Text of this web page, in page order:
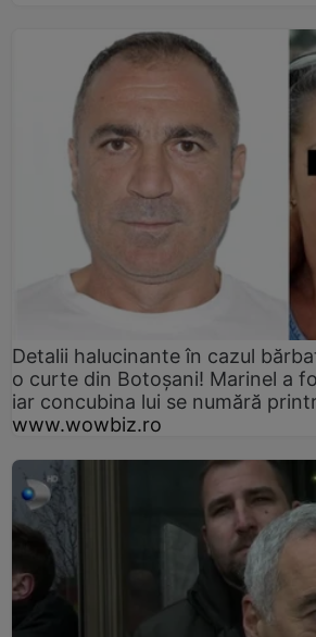
Detalii halucinante în cazul
o curte din Botoșani! Marinel a
iar concubina lui se numără
www.wowbiz.ro